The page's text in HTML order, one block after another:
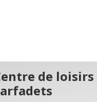
de loisirs